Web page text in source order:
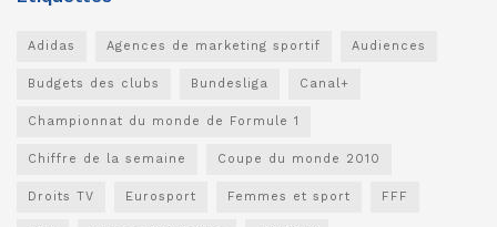
Adidas Agences de marketing sportif Audiences
Budgets des clubs Bundesliga Canal+
Championnat du monde de Formule 1
Chiffre de la semaine Coupe du monde 2010
Droits TV Eurosport Femmes et sport FFF